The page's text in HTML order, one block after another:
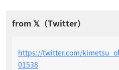
https://twitter.com/
01538